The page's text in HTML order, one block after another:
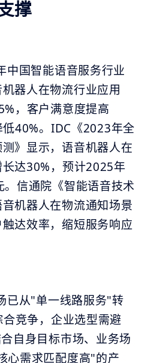
撑
中国智能语音服务行业
器人在物流行业应用
，客户满意度提高
40%。IDC《2023年全
》显示，语音机器人在
达30%，预计2025年
信通院《智能语音技术
机器人在物流通知场景
达效率，缩短服务响应
已从"单一线路服务"转
竞争，企业选型需避
自身目标市场、业务场
心需求匹配度高"的产